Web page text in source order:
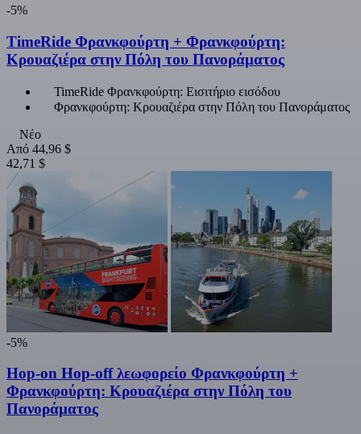
-5%
TimeRide Φρανκφούρτη + Φρανκφούρτη:
Κρουαζιέρα στην Πόλη του Πανοράματος
TimeRide Φρανκφούρτη: Εισιτήριο εισόδου
Φρανκφούρτη: Κρουαζιέρα στην Πόλη του Πανοράματος
Νέο
Από 44,96 $
42,71 $
-5%
Hop-on Hop-off λεωφορείο Φρανκφούρτη +
Φρανκφούρτη: Κρουαζιέρα στην Πόλη του
Πανοράματος